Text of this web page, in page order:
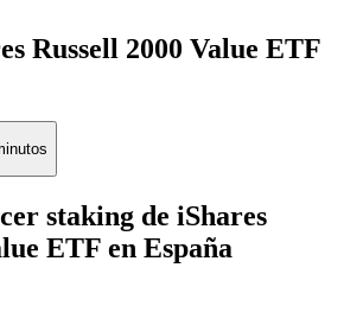
Russell 2000 Value ETF
staking de iShares
ETF en España